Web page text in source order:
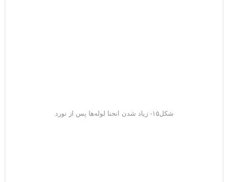
شکل۱۵- زیاد شدن انحنا لوله‌ها پس از نورد